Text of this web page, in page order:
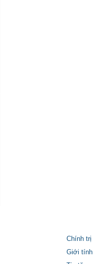
Chính trị
Giới tính